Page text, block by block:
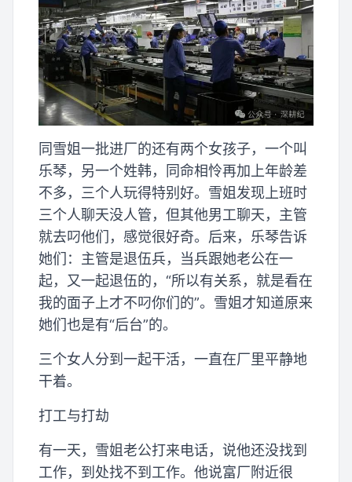
同雪姐一批进厂的还有两个女孩子，一个叫
乐琴，另一个姓韩，同命相怜再加上年龄差
不多，三个人玩得特别好。雪姐发现上班时
三个人聊天没人管，但其他男工聊天，主管
就去叼他们，感觉很好奇。后来，乐琴告诉
她们：主管是退伍兵，当兵跟她老公在一
起，又一起退伍的，“所以有关系，就是看在
我的面子上才不叼你们的”。雪姐才知道原来
她们也是有“后台”的。
三个女人分到一起干活，一直在厂里平静地
干着。
打工与打劫
有一天，雪姐老公打来电话，说他还没找到
工作，到处找不到工作。他说富厂附近很